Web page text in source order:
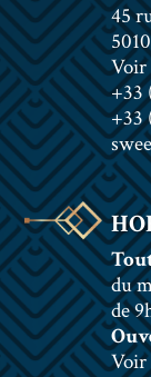
45
Voir
+33
+33
du
de
Voir